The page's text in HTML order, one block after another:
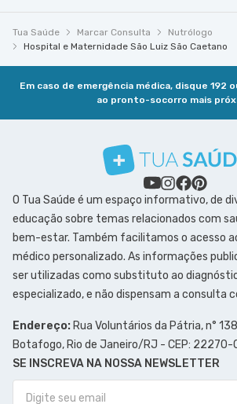
Tua Saúde Marcar Consulta
Nutrólogo
Hospital e Maternidade São Luiz São Caetano
Em caso de emergência médica, disque 192
ao pronto-socorro mais
O Tua Saúde é um espaço informativo, de
educação sobre temas relacionados com
bem-estar. Também facilitamos o acesso
médico personalizado. As informações
ser utilizadas como substituto ao
especializado, e não dispensam a consulta
Endereço: Rua Voluntários da Pátria, n°
Botafogo, Rio de Janeiro/RJ - CEP: 22270-
SE INSCREVA NA NOSSA NEWSLETTER